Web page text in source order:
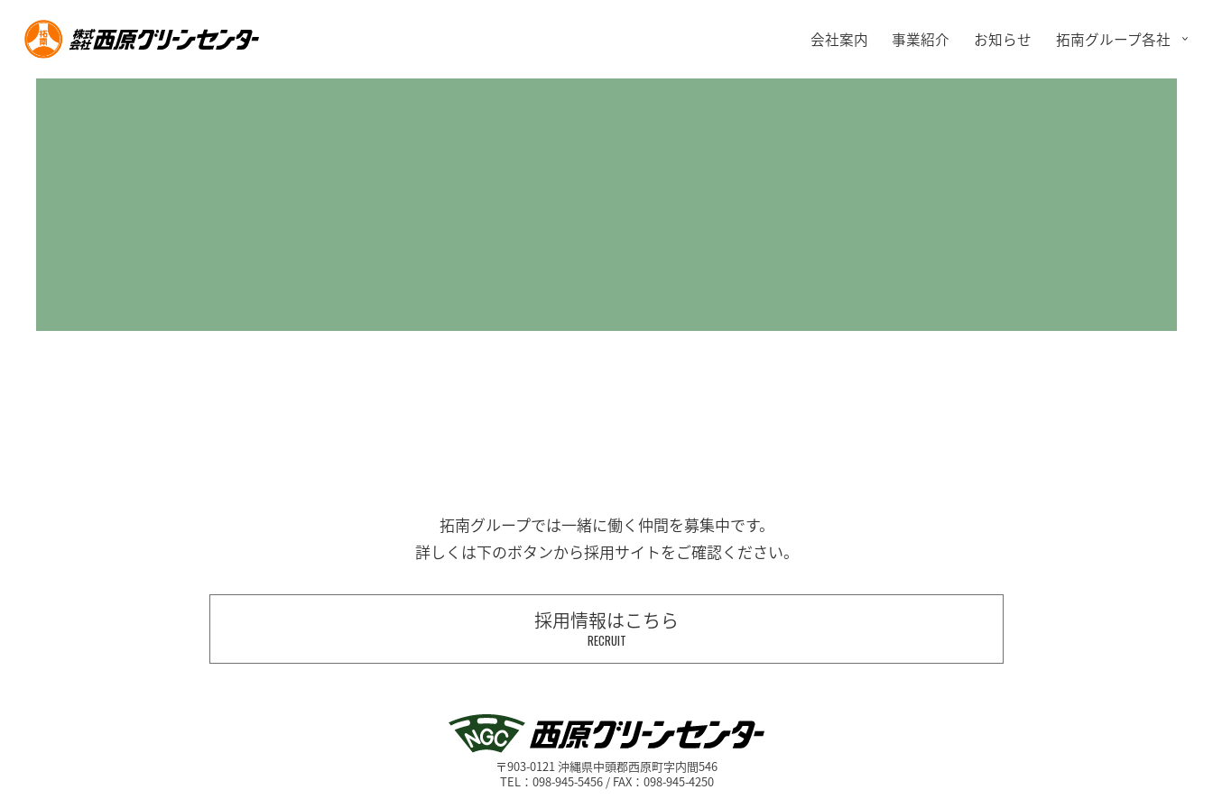
会社案内 事業紹介 お知らせ 拓南グループ各社
拓南グループでは一緒に働く 仲間を募集中です。
詳しくは下のボタンから採用サイトをご確認ください。
採用情報はこちら
RECRUIT
〒903-0121 沖縄県中頭郡西原町字内間546
TEL：098-945-5456 / FAX：098-945-4250